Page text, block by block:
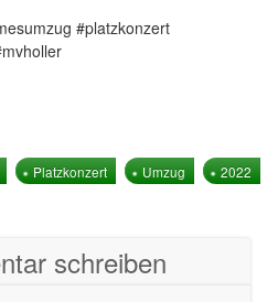
#platzkonzert
Platzkonzert Umzug 2022
schreiben